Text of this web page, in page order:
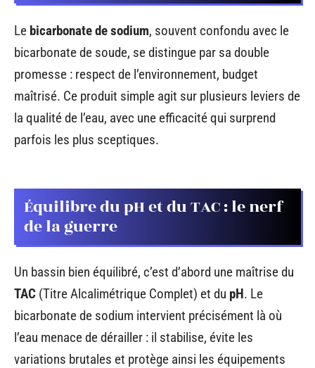
Le bicarbonate de sodium, souvent confondu avec le
bicarbonate de soude, se distingue par sa double
promesse : respect de l’environnement, budget
maîtrisé. Ce produit simple agit sur plusieurs leviers de
la qualité de l’eau, avec une efficacité qui surprend
parfois les plus sceptiques.
Équilibre du pH et du TAC : le nerf
de la guerre
Un bassin bien équilibré, c’est d’abord une maîtrise du
TAC (Titre Alcalimétrique Complet) et du pH. Le
bicarbonate de sodium intervient précisément là où
l’eau menace de dérailler : il stabilise, évite les
variations brutales et protège ainsi les équipements